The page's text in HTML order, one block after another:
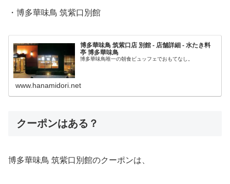
・博多華味鳥 筑紫口別館
博多華味鳥 筑紫口店 別館 - 店舗詳細 - 水たき料
亭 博多華味鳥
博多華味鳥唯一の朝食ビュッフェでおもてなし。
www.hanamidori.net
クーポンはある？
博多華味鳥 筑紫口別館のクーポンは、